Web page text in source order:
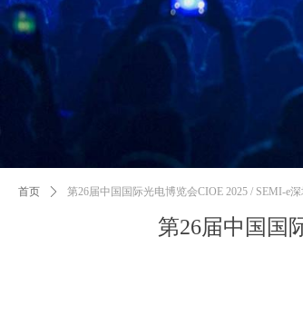
第26届中国国
首页 ꄲ 第26届中国国际光电博览会CIOE 2025 / SEMI-e